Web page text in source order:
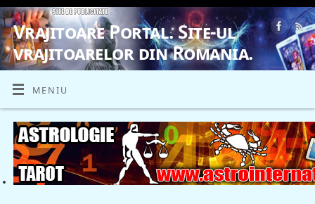
Vrajitoare Portal. Site-ul
vrajitoarelor din Romania.
VRAJITOARE, VRAJITOARELE, VRAJITOARE
MENIU